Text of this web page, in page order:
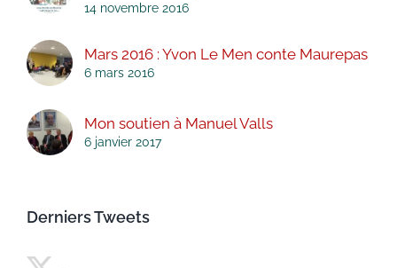
14 novembre 2016
Mars 2016 : Yvon Le Men conte Maurepas
6 mars 2016
Mon soutien à Manuel Valls
6 janvier 2017
Derniers Tweets